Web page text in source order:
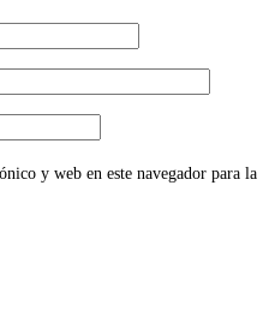
y web en este navegador para la